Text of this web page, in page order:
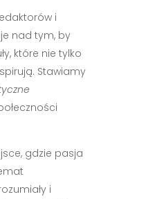
i
nad tym, by
które nie tylko
Stawiamy
gdzie pasja
i